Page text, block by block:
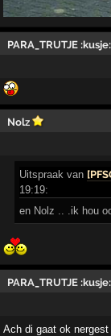
PARA_TRUTJE
Nolz
Uitspraak van
19:19:
en Nolz .. .ik hou
PARA_TRUTJE
Ach di gaat ok